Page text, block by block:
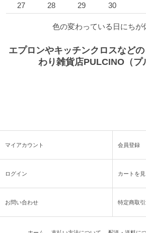
27
28 29 30
色の変わっている日にちが
エプロンやキッチンクロスなど
わり雑貨店PULCINO（プ
マイアカウント 会員登録
ログイン カートを見
お問い合わせ 特定商取